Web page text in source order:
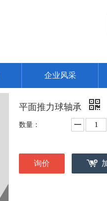
企业风采
平面推力球轴承
数量：
询价